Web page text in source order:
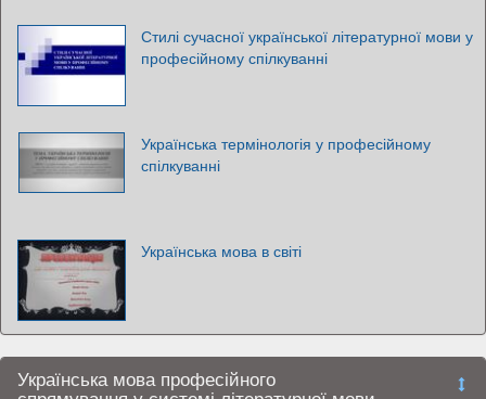
Стилі сучасної української літературної мови у
професійному спілкуванні
Українська термінологія у професійному
спілкуванні
Українська мова в світі
Українська мова професійного